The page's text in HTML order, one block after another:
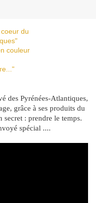
du
couleur
des Pyrénées-Atlantiques,
grâce à ses produits du
: prendre le temps.
spécial ....